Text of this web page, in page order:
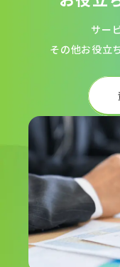
サー
その他お役立